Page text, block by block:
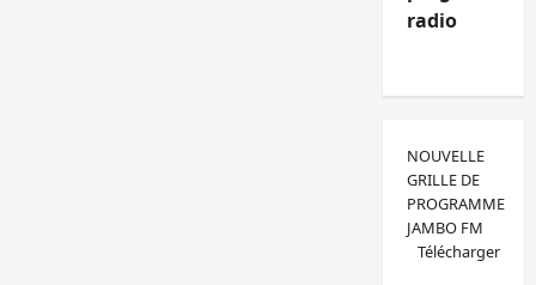
radio
NOUVELLE
GRILLE DE
PROGRAMME
JAMBO FM
Télécharger